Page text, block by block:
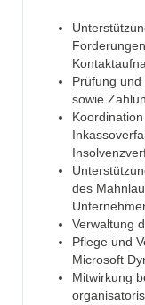
Prüfung
sowie
des
Verwaltung
Pflege und
Microsoft
Mitwirkung